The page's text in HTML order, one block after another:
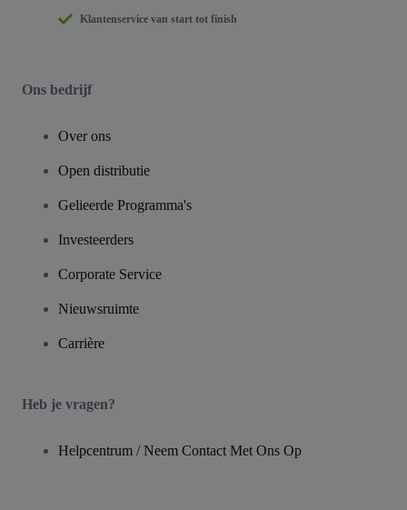
Klantenservice van start tot finish
Ons bedrijf
Over ons
Open distributie
Gelieerde Programma's
Investeerders
Corporate Service
Nieuwsruimte
Carrière
Heb je vragen?
Helpcentrum / Neem Contact Met Ons Op